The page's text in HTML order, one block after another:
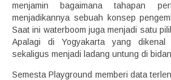
menjamin bagaimana tahapan
menjadikannya sebuah konsep
Saat ini waterboom juga menjadi satu
Apalagi di Yogyakarta yang
sekaligus menjadi ladang untung di
Semesta Playground memberi data